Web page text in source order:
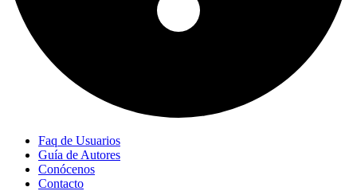
Faq de Usuarios
Guía de Autores
Conócenos
Contacto